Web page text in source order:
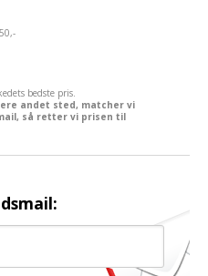
bedste pris.
andet sted, matcher vi
så retter vi prisen til